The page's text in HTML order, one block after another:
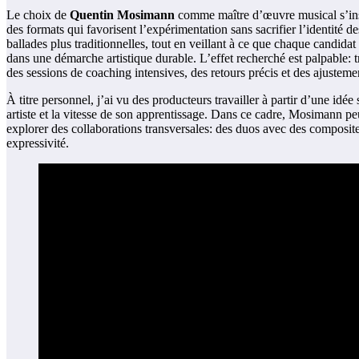
Le choix de Quentin Mosimann comme maître d’œuvre musical
des formats qui favorisent l’expérimentation sans sacrifier l’identité
ballades plus traditionnelles, tout en veillant à ce que chaque
dans une démarche artistique durable. L’effet recherché est
des sessions de coaching intensives, des retours précis et des
À titre personnel, j’ai vu des producteurs travailler à partir d’une
artiste et la vitesse de son apprentissage. Dans ce cadre, Mosimann
explorer des collaborations transversales: des duos avec des
expressivité.